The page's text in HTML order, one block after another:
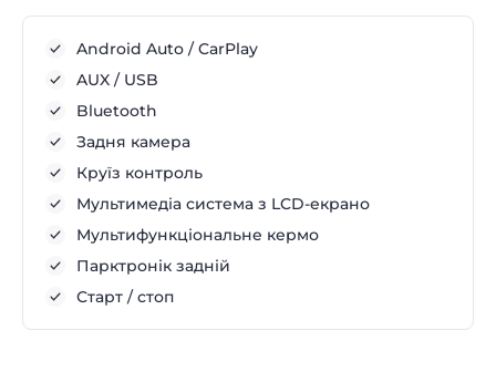
Android Auto / CarPlay
AUX / USB
Bluetooth
Задня камера
Круїз контроль
Мультимедіа система з LCD-екрано
Мультифункціональне кермо
Парктронік задній
Старт / стоп